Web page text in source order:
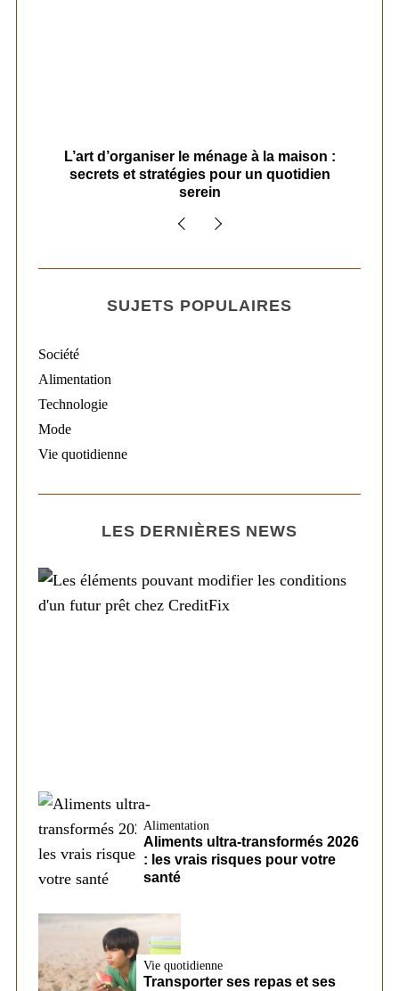
L’art d’organiser le ménage à la maison :
secrets et stratégies pour un quotidien
serein
SUJETS POPULAIRES
Société
Alimentation
Technologie
Mode
Vie quotidienne
LES DERNIÈRES NEWS
Alimentation
Aliments ultra-transformés 2026
: les vrais risques pour votre
santé
Vie quotidienne
Transporter ses repas et ses